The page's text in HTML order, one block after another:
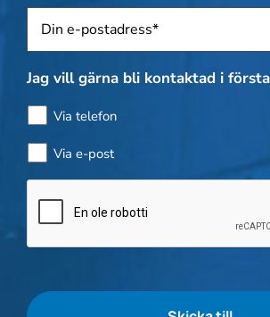
Sposti *
Jag vill gärna bli kontaktad i
Via telefon
Via e-post
flaskor